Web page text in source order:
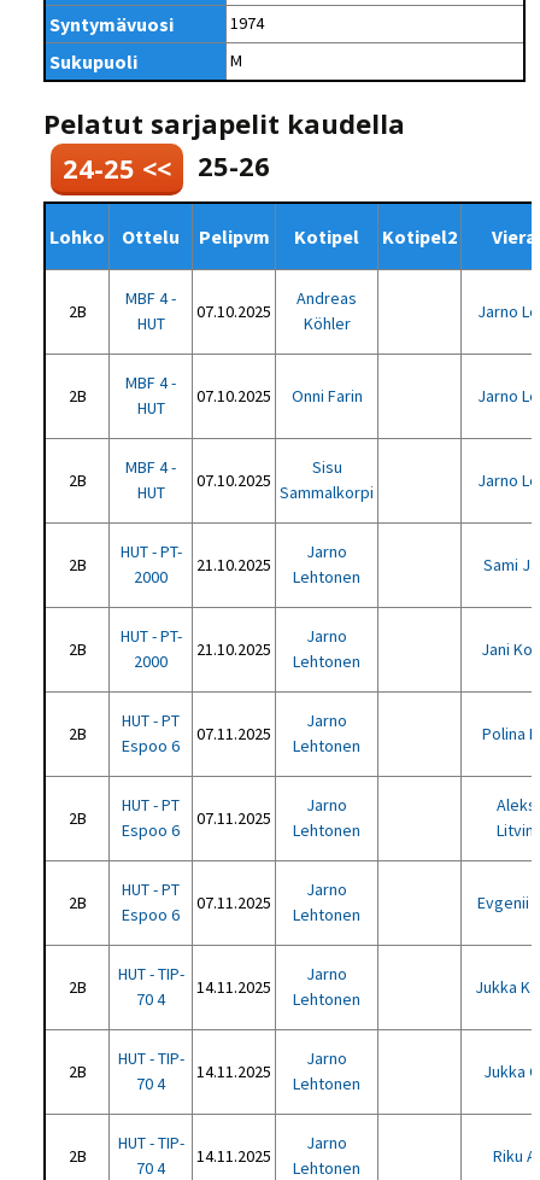
Syntymävuosi 1974
Sukupuoli M
Pelatut sarjapelit kaudella
24-25 <<
25-26
Lohko Ottelu Pelipvm Kotipel Kotipel2
2B
MBF 4 -
HUT
07.10.2025
Andreas
Köhler
Jarno
2B
MBF 4 -
HUT
07.10.2025 Onni Farin Jarno
2B
MBF 4 -
HUT
07.10.2025
Sisu
Sammalkorpi
Jarno
2B
HUT - PT-
2000
21.10.2025
Jarno
Lehtonen
Sami
2B
HUT - PT-
2000
21.10.2025
Jarno
Lehtonen
Jani
2B
HUT - PT
Espoo 6
07.11.2025
Jarno
Lehtonen
Polina
2B
HUT - PT
Espoo 6
07.11.2025
Jarno
Lehtonen
2B
HUT - PT
Espoo 6
07.11.2025
Jarno
Lehtonen
Evgenii
2B
HUT - TIP-
70 4
14.11.2025
Jarno
Lehtonen
Jukka
2B
HUT - TIP-
70 4
14.11.2025
Jarno
Lehtonen
Jukka
2B
HUT - TIP-
70 4
14.11.2025
Jarno
Lehtonen
Riku